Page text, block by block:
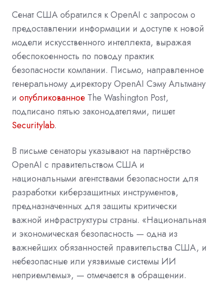
Сенат США обратился кOpenAI с запросом о
предоставлении информации и доступе к новой
модели искусственного интеллекта, выражая
обеспокоенность по поводу практик
безопасности компании. Письмо, направленное
генеральному директору OpenAI Сэму Альтману
и опубликованное The Washington Post,
подписано пятью законодателями, пишет
Securitylab.
В письме сенаторы указывают на партнёрство
OpenAI с правительством США и
национальными агентствами безопасности для
разработки киберзащитных инструментов,
предназначенных для защиты критически
важной инфраструктуры страны. «Национальная
и экономическая безопасность — одна из
важнейших обязанностей правительства США, и
небезопасные или уязвимые системы ИИ
неприемлемы», — отмечается в обращении.